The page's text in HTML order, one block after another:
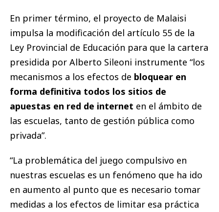
En primer término, el proyecto de Malaisi
impulsa la modificación del artículo 55 de la
Ley Provincial de Educación para que la cartera
presidida por Alberto Sileoni instrumente “los
mecanismos a los efectos de bloquear en
forma definitiva todos los sitios de
apuestas en red de internet en el ámbito de
las escuelas, tanto de gestión pública como
privada”.
“La problemática del juego compulsivo en
nuestras escuelas es un fenómeno que ha ido
en aumento al punto que es necesario tomar
medidas a los efectos de limitar esa práctica